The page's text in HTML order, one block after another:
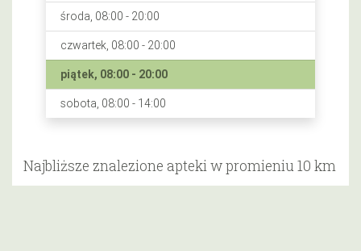
środa, 08:00 - 20:00
czwartek, 08:00 - 20:00
piątek, 08:00 - 20:00
sobota, 08:00 - 14:00
Najbliższe znalezione apteki w promieniu 10 km